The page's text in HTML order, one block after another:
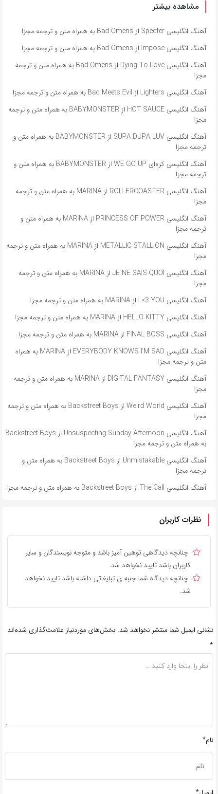
مشاهده بیشتر
آهنگ انگلیسی Specter از Bad Omens به همراه متن و ترجمه مجزا
آهنگ انگلیسی Impose از Bad Omens به همراه متن و ترجمه مجزا
آهنگ انگلیسی Dying To Love از Bad Omens به همراه متن و ترجمه
مجزا
آهنگ انگلیسی Lighters از Bad Meets Evil به همراه متن و ترجمه مجزا
آهنگ انگلیسی HOT SAUCE از BABYMONSTER به همراه متن و ترجمه
مجزا
آهنگ انگلیسی SUPA DUPA LUV از BABYMONSTER به همراه متن و
ترجمه مجزا
آهنگ انگلیسی کره‌ای WE GO UP از BABYMONSTER به همراه متن و
ترجمه مجزا
آهنگ انگلیسی ROLLERCOASTER از MARINA به همراه متن و ترجمه
مجزا
آهنگ انگلیسی PRINCESS OF POWER از MARINA به همراه متن و
ترجمه مجزا
آهنگ انگلیسی METALLIC STALLION از MARINA به همراه متن و ترجمه
مجزا
آهنگ انگلیسی JE NE SAIS QUOI از MARINA به همراه متن و ترجمه
مجزا
آهنگ انگلیسی I <3 YOU از MARINA به همراه متن و ترجمه مجزا
آهنگ انگلیسی HELLO KITTY از MARINA به همراه متن و ترجمه مجزا
آهنگ انگلیسی FINAL BOSS از MARINA به همراه متن و ترجمه مجزا
آهنگ انگلیسی EVERYBODY KNOWS I’M SAD از MARINA به همراه
متن و ترجمه مجزا
آهنگ انگلیسی DIGITAL FANTASY از MARINA به همراه متن و ترجمه
مجزا
آهنگ انگلیسی Weird World از Backstreet Boys به همراه متن و ترجمه
مجزا
آهنگ انگلیسی Unsuspecting Sunday Afternoon از Backstreet Boys
به همراه متن و ترجمه مجزا
آهنگ انگلیسی Unmistakable از Backstreet Boys به همراه متن و
ترجمه مجزا
آهنگ انگلیسی The Call از Backstreet Boys به همراه متن و ترجمه مجزا
نظرات کاربران
چنانچه دیدگاهی توهین آمیز باشد و متوجه نویسندگان و سایر
کاربران باشد تایید نخواهد شد.
چنانچه دیدگاه شما جنبه ی تبلیغاتی داشته باشد تایید نخواهد
شد.
نشانی ایمیل شما منتشر نخواهد شد. بخش‌های موردنیاز علامت‌گذاری شده‌اند
*
نام*